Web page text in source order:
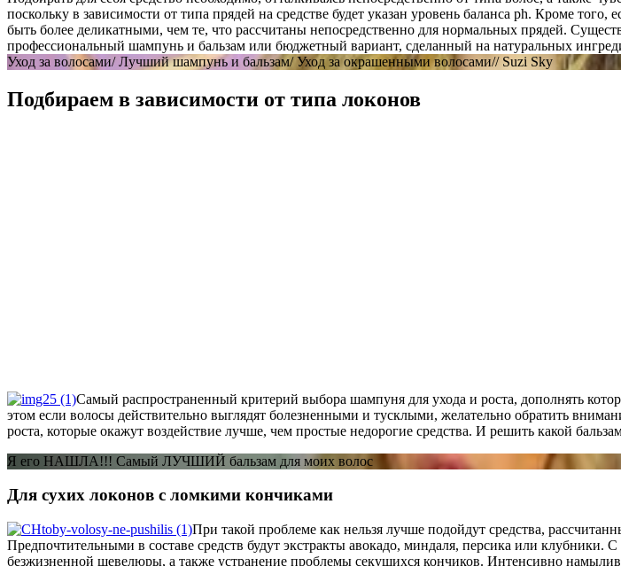
поскольку в зависимости от типа прядей на средстве будет указан уровень баланса ph. Кроме
быть более деликатными, чем те, что рассчитаны непосредственно для нормальных прядей.
профессиональный шампунь и бальзам или бюджетный вариант, сделанный на натуральных
Уход за волосами/ Лучший шампунь и бальзам/ Уход за окрашенными волосами// Suzi Sky
Подбираем в зависимости от типа локонов
Самый распространенный критерий выбора шампуня для ухода и роста, дополнять
этом если волосы действительно выглядят болезненными и тусклыми, желательно обратить
роста, которые окажут воздействие лучше, чем простые недорогие средства. И решить какой
Я его НАШЛА!!! Самый ЛУЧШИЙ бальзам для моих волос
Для сухих локонов с ломкими кончиками
При такой проблеме как нельзя лучше подойдут средства,
Предпочтительными в составе средств будут экстракты авокадо, миндаля, персика или
безжизненной шевелюры, а также устранение проблемы секущихся кончиков. Интенсивно